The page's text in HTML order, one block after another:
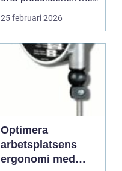
den. Fö...
25 februari 2026
Optimera
arbetsplatsens
ergonomi med